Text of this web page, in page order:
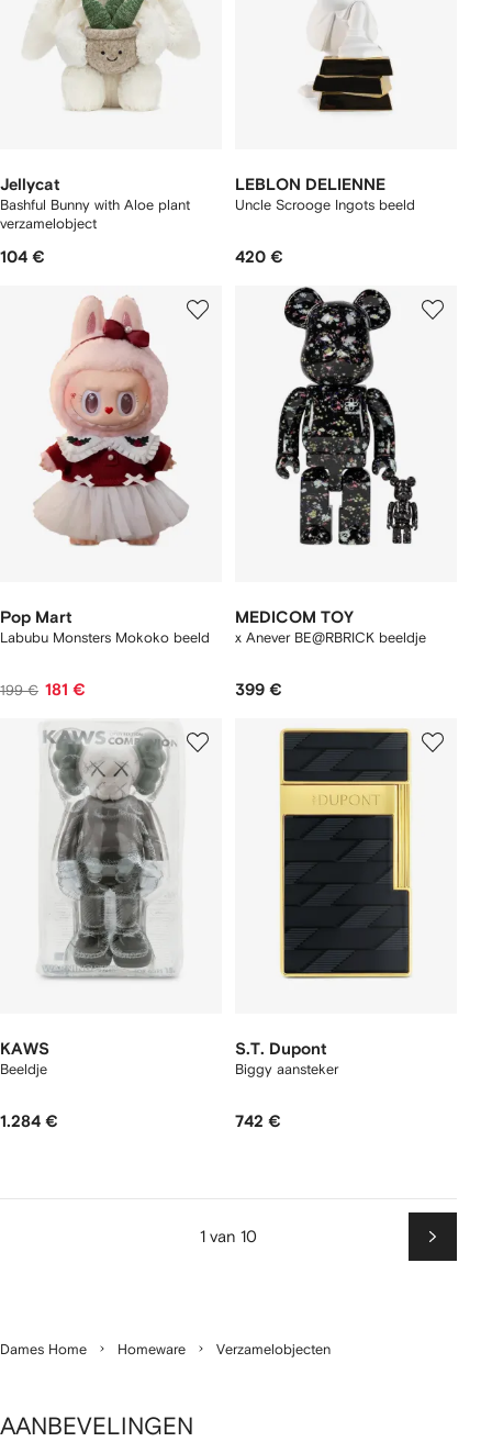
Jellycat
Bashful Bunny with Aloe plant
verzamelobject
104 €
LEBLON DELIENNE
Uncle Scrooge Ingots beeld
420 €
Pop Mart
Labubu Monsters Mokoko beeld
199 € 181 €
MEDICOM TOY
x Anever BE@RBRICK beeldje
399 €
KAWS
Beeldje
1.284 €
S.T. Dupont
Biggy aansteker
742 €
1 van 10
Dames Home Homeware Verzamelobjecten
AANBEVELINGEN